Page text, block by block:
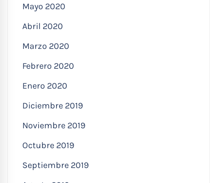
Mayo 2020
Abril 2020
Marzo 2020
Febrero 2020
Enero 2020
Diciembre 2019
Noviembre 2019
Octubre 2019
Septiembre 2019